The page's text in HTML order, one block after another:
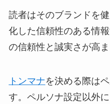
読者はそのブランドを
化した信頼性のある情
の信頼性と誠実さが高ま
トンマナを決める際は
す。ペルソナ設定以外